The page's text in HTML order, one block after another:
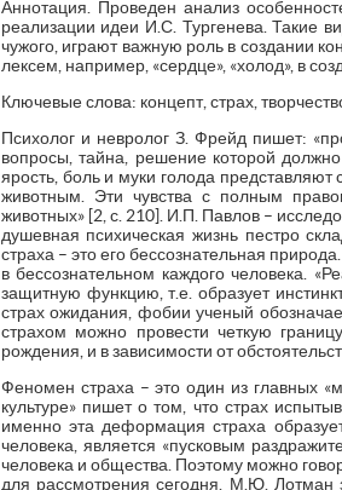
Аннотация. Проведен анализ
реализации идеи И.С. Тургенева. Такие
чужого, играют важную роль в создании
лексем, например, «сердце», «холод», в
Ключевые слова: концепт, страх,
Психолог и невролог З. Фрейд пишет:
вопросы, тайна, решение которой
ярость, боль и муки голода представляют
животным. Эти чувства с полным
животных» [2, с. 210]. И.П. Павлов –
душевная психическая жизнь пестро
страха – это его бессознательная
в бессознательном каждого человека.
защитную функцию, т.е. образует
страх ожидания, фобии ученый
страхом можно провести четкую
рождения, и в зависимости от
Феномен страха – это один из главных
культуре» пишет о том, что страх
именно эта деформация страха
человека, является «пусковым
человека и общества. Поэтому можно
для рассмотрения сегодня. М.Ю. Лотман